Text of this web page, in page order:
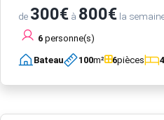
de 300€ à 800€ la
6 personne(s)
Bateau 100m² 6pièces 4